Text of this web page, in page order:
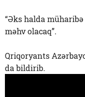
“Əks halda
məhv olacaq”.
Qriqoryants
da bildirib.